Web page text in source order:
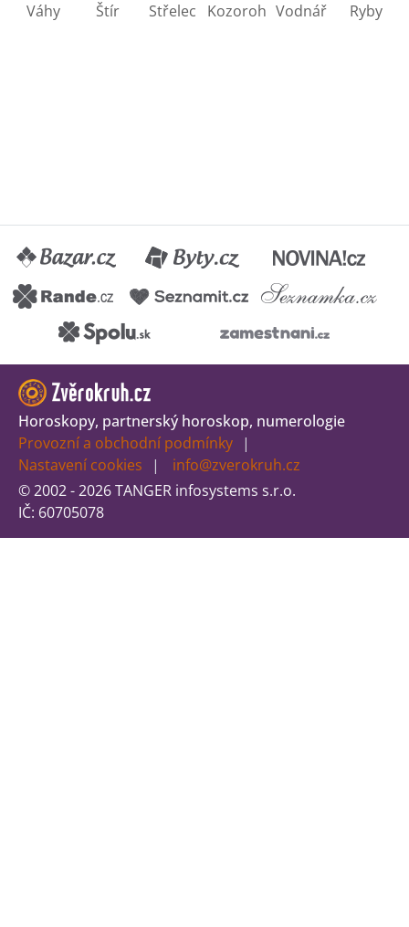
Váhy Štír Střelec Kozoroh Vodnář Ryby
Horoskopy, partnerský horoskop, numerologie
Provozní a obchodní podmínky
Nastavení cookies
info@zverokruh.cz
© 2002 - 2026 TANGER infosystems s.r.o.
IČ: 60705078